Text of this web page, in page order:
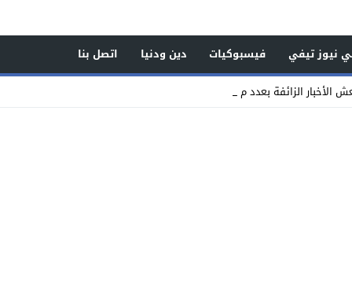
نيوز تيفي فيسبوكيات دين ودنيا
اتصل بنا
الزائفة بعدد من المواقع الوطن_